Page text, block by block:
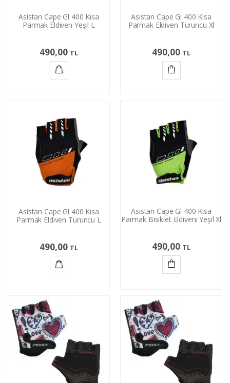
Asistan Cape Gl 400 Kısa
Parmak Eldiven Yeşil L
490,00 TL
Asistan Cape Gl 400 Kısa
Parmak Eldiven Turuncu Xl
490,00 TL
Asistan Cape Gl 400 Kısa
Parmak Eldiven Turuncu L
490,00 TL
Asistan Cape Gl 400 Kısa
Parmak Bisiklet Eldiveni Yeşil Xl
490,00 TL